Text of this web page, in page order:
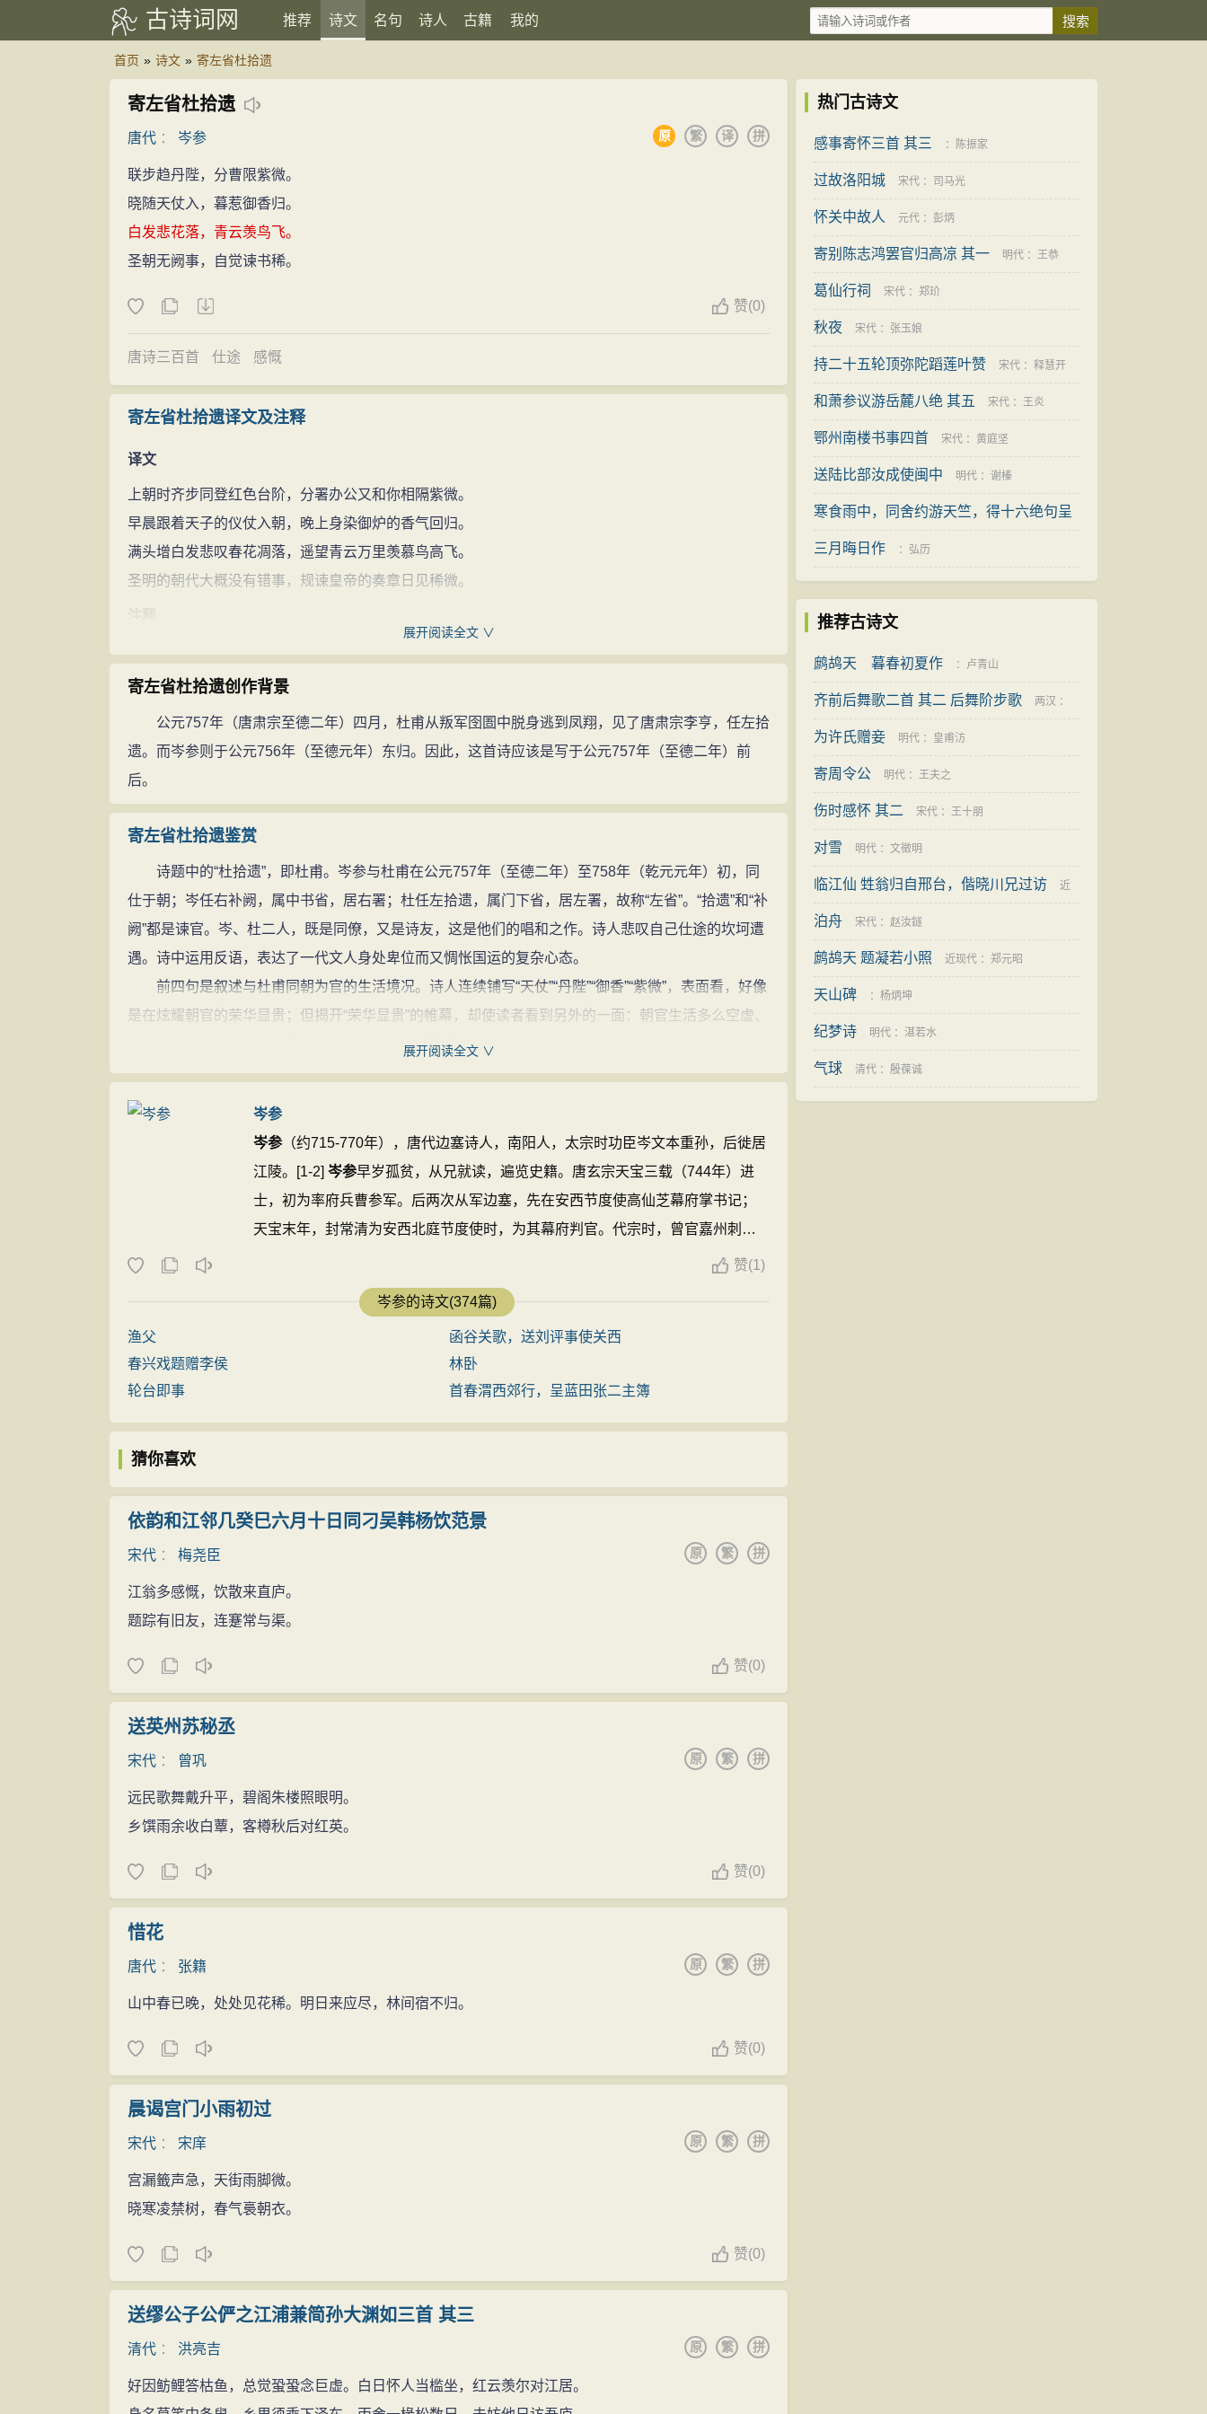
古诗词网 推荐 诗文 名句 诗人 古籍 我的
首页 » 诗文 » 寄左省杜拾遗
寄左省杜拾遗
唐代 ： 岑参 拼
译
繁
原
联步趋丹陛，分曹限紫微。
晓随天仗入，暮惹御香归。
白发悲花落，青云羡鸟飞。
圣朝无阙事，自觉谏书稀。
赞(0)
唐诗三百首 仕途 感慨
寄左省杜拾遗译文及注释
译文
上朝时齐步同登红色台阶，分署办公又和你相隔紫微。
早晨跟着天子的仪仗入朝，晚上身染御炉的香气回归。
满头增白发悲叹春花凋落，遥望青云万里羡慕鸟高飞。
圣明的朝代大概没有错事，规谏皇帝的奏章日见稀微。
“联步”句：意为两人一起同趋，然后各归东西。联步：同行。丹陛：皇宫的红色台阶，借指朝廷。
鸟飞：隐喻那些飞黄腾达者。
自：当然。谏书：劝谏的奏章。
展开阅读全文 ∨
寄左省杜拾遗创作背景
公元757年（唐肃宗至德二年）四月，杜甫从叛军囹圄中脱身逃到凤翔，见了唐肃宗李亨，任左拾
遗。而岑参则于公元756年（至德元年）东归。因此，这首诗应该是写于公元757年（至德二年）前
后。
寄左省杜拾遗鉴赏
诗题中的“杜拾遗”，即杜甫。岑参与杜甫在公元757年（至德二年）至758年（乾元元年）初，同
仕于朝；岑任右补阙，属中书省，居右署；杜任左拾遗，属门下省，居左署，故称“左省”。“拾遗”和“补
阙”都是谏官。岑、杜二人，既是同僚，又是诗友，这是他们的唱和之作。诗人悲叹自己仕途的坎坷遭
遇。诗中运用反语，表达了一代文人身处卑位而又惆怅国运的复杂心态。
前四句是叙述与杜甫同朝为官的生活境况。诗人连续铺写“天仗”“丹陛”“御香”“紫微”，表面看，好像
是在炫耀朝官的荣华显贵；但揭开“荣华显贵”的帷幕，却使读者看到另外的一面：朝官生活多么空虚、
无聊、死板、老套。每天他们总是煞有介事、诚惶诚恐地“趋”（小跑）入朝廷，分列殿庑东西。但君臣
们既没有办了什么轰轰烈烈的大事，也没有定下什么兴利除弊、定国安邦之策。诗人特意告诉读者，
清早，他们随威严的仪仗入朝，而到晚上，唯一的收获就是沾染一点“御香”之气而“归”罢了。“晓”、“暮”
低头见庭院落花而倍感神伤，抬头睹高空飞鸟而顿生羡慕。如果联系当时安史乱后国家疮痍满目、百
废待兴的时事背景，对照上面四句所描写的死气沉沉、无所作为的朝廷现状，读者就会更加清楚地感
到“白发悲花落，青云羡鸟飞”两句，语愤情悲，抒发了诗人对时事和身世的无限感慨。
诗的结尾两句，是全诗的高潮。阙事，指缺点、过错。有人说这两句是吹捧朝廷，倘若真是这
样，诗人就不必“悲花落”、“羡鸟飞”，甚至愁生白发。这“圣朝无阙事”，是诗人愤慨至极，故作反语；
谏。正因为如此，身任“补阙”的诗人见“阙”不能“补”，“自觉谏书稀”，一个“稀”字，反映出诗人对文过饰
奉答曰：“故人得佳句，独赠白头翁。”（《奉答岑参补阙见赠》）他是看出岑诗中的“潜台词”的。
这首诗，采用的是曲折隐晦的笔法，寓贬于褒，绵里藏针，表面颂扬，骨子里感慨身世遭际和倾
诉对朝政的不满。用婉曲的反语来抒发内心忧愤，使人有寻思不尽之妙。
展开阅读全文 ∨
岑参
岑参（约715-770年），唐代边塞诗人，南阳人，太宗时功臣岑文本重孙，后徙居
江陵。[1-2] 岑参早岁孤贫，从兄就读，遍览史籍。唐玄宗天宝三载（744年）进
士，初为率府兵曹参军。后两次从军边塞，先在安西节度使高仙芝幕府掌书记；
天宝末年，封常清为安西北庭节度使时，为其幕府判官。代宗时，曾官嘉州刺史
赞(1)
岑参的诗文(374篇)
渔父
函谷关歌，送刘评事使关西
春兴戏题赠李侯
林卧
轮台即事
首春渭西郊行，呈蓝田张二主簿
猜你喜欢
依韵和江邻几癸巳六月十日同刁吴韩杨饮范景
宋代 ： 梅尧臣 拼
繁
原
江翁多感慨，饮散来直庐。
题踪有旧友，连蹇常与渠。
赞(0)
送英州苏秘丞
宋代 ： 曾巩 拼
繁
原
远民歌舞戴升平，碧阁朱楼照眼明。
乡馔雨余收白蕈，客樽秋后对红英。
赞(0)
惜花
唐代 ： 张籍 拼
繁
原
山中春已晚，处处见花稀。明日来应尽，林间宿不归。
赞(0)
晨谒宫门小雨初过
宋代 ： 宋庠 拼
繁
原
宫漏籤声急，天街雨脚微。
晓寒凌禁树，春气裛朝衣。
赞(0)
送缪公子公俨之江浦兼简孙大渊如三首 其三
清代 ： 洪亮吉 拼
繁
原
好因鲂鲤答枯鱼，总觉蛩蛩念巨虚。白日怀人当槛坐，红云羡尔对江居。
热门古诗文
感事寄怀三首 其三 ： 陈振家
过故洛阳城 宋代 ： 司马光
怀关中故人 元代 ： 彭炳
寄别陈志鸿罢官归高凉 其一 明代 ： 王恭
葛仙行祠 宋代 ： 郑玠
秋夜 宋代 ： 张玉娘
持二十五轮顶弥陀蹈莲叶赞 宋代 ： 释慧开
和萧参议游岳麓八绝 其五 宋代 ： 王炎
鄂州南楼书事四首 宋代 ： 黄庭坚
送陆比部汝成使闽中 明代 ： 谢榛
寒食雨中，同舍约游天竺，得十六绝句呈
陆务 宋代： 杨万里
三月晦日作 ： 弘历
推荐古诗文
鹧鸪天 暮春初夏作 ： 卢青山
齐前后舞歌二首 其二 后舞阶步歌 两汉 ：
佚名
为许氏赠妾 明代 ： 皇甫汸
寄周令公 明代 ： 王夫之
伤时感怀 其二 宋代 ： 王十朋
对雪 明代 ： 文徵明
临江仙 甡翁归自邢台，偕晓川兄过访 近
现代： 夏承焘
泊舟 宋代 ： 赵汝鐩
鹧鸪天 题凝若小照 近现代 ： 郑元昭
天山碑 ： 杨炳坤
纪梦诗 明代 ： 湛若水
气球 清代 ： 殷葆诚